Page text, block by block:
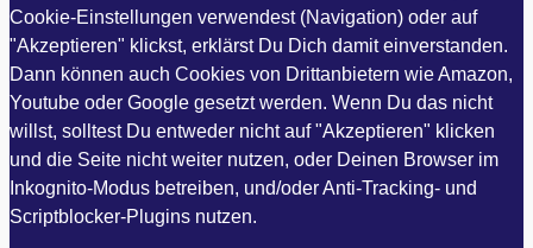
Cookie-Einstellungen verwendest (Navigation) oder auf
"Akzeptieren" klickst, erklärst Du Dich damit einverstanden.
Dann können auch Cookies von Drittanbietern wie Amazon,
Youtube oder Google gesetzt werden. Wenn Du das nicht
willst, solltest Du entweder nicht auf "Akzeptieren" klicken
und die Seite nicht weiter nutzen, oder Deinen Browser im
Inkognito-Modus betreiben, und/oder Anti-Tracking- und
Scriptblocker-Plugins nutzen.